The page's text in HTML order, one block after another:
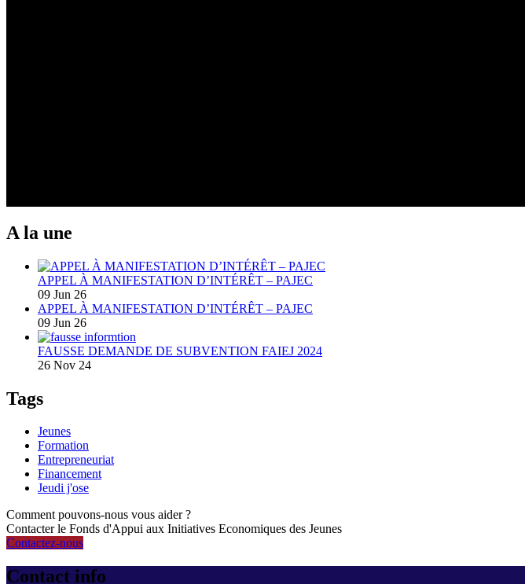
A la une
APPEL À MANIFESTATION D’INTÉRÊT – PAJEC
09 Jun 26
APPEL À MANIFESTATION D’INTÉRÊT – PAJEC
09 Jun 26
FAUSSE DEMANDE DE SUBVENTION FAIEJ 2024
26 Nov 24
Tags
Jeunes
Formation
Entrepreneuriat
Financement
Jeudi j'ose
Comment pouvons-nous vous aider ?
Contacter le Fonds d'Appui aux Initiatives Economiques des Jeunes
Contactez-nous
Contact info